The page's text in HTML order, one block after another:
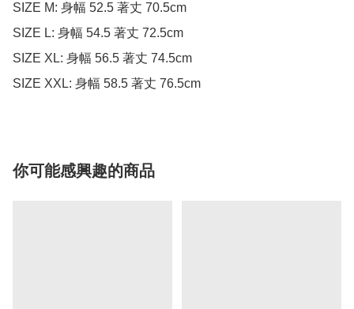
SIZE M: 身幅 52.5 著丈 70.5cm
SIZE L: 身幅 54.5 著丈 72.5cm
SIZE XL: 身幅 56.5 著丈 74.5cm
SIZE XXL: 身幅 58.5 著丈 76.5cm
你可能感興趣的商品